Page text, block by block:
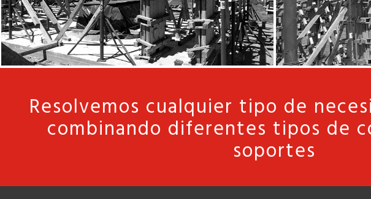
Resolvemos cualquier tipo de
combinando diferentes tipos de
soportes